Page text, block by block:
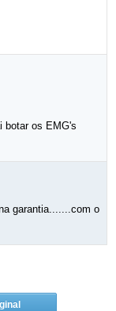
botar os EMG's
garantia.......com o